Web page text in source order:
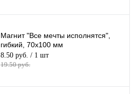
Магнит "Все мечты исполнятся",
гибкий, 70х100 мм
8.50 руб. / 1 шт
19.50 руб.